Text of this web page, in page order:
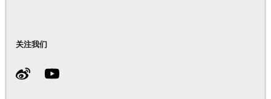
关注我们